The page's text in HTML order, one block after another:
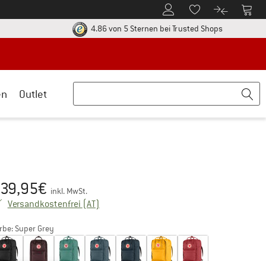
Zum KundenkontoZum Merkzettel.
Zum Zum
zu den Rückgabe-Richtlinien Öffnet sich in einer Infobox
4.86 von 5 Sternen bei Trusted ShopsFinde alle
Outlet
€ inkl. MwSt.
Versandkostenfrei (AT)
Super Grey